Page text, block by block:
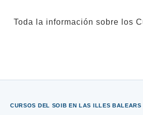
Toda la información sobre los
CURSOS DEL SOIB EN LAS ILLES BALEARS